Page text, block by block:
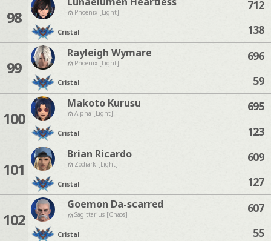
98 Phoenix [Light]
Cristal
712
138
99
Rayleigh Wymare
Phoenix [Light]
Cristal
696
59
100
Makoto Kurusu
Alpha [Light]
Cristal
695
123
101
Brian Ricardo
Zodiark [Light]
Cristal
609
127
102
Goemon Da-scarred
Sagittarius [Chaos]
Cristal
607
55